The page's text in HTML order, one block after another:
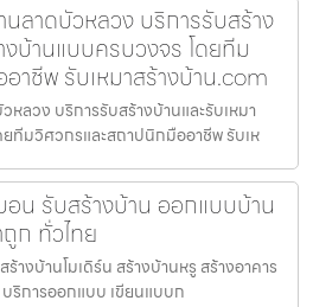
ลาดบัวหลวง บริการรับสร้าง
งบ้านแบบครบวงจร โดยทีม
าชีพ รับเหมาสร้างบ้าน.com
ลวง บริการรับสร้างบ้านและรับเหมา
ทีมวิศวกรและสถาปนิกมืออาชีพ รับเห
อน รับสร้างบ้าน ออกแบบบ้าน
ก ทั่วไทย
างบ้านโมเดิร์น สร้างบ้านหรู สร้างอาคาร
ริการออกแบบ เขียนแบบก